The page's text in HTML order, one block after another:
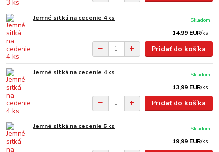
Jemné sitká na cedenie 4 ks
14,99 EUR/ks
Skladom
Pridať do košíka
Jemné sitká na cedenie 4 ks
13,99 EUR/ks
Skladom
Pridať do košíka
Jemné sitká na cedenie 5 ks
19,99 EUR/ks
Skladom